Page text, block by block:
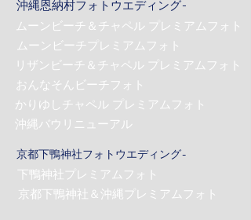
沖縄恩納村フォトウエディング-
ムーンビーチ＆チャペル プレミアムフォト
ムーンビーチプレミアムフォト
リザンビーチ＆チャペル プレミアムフォト
おんなそんビーチフォト
かりゆしチャペル プレミアムフォト
沖縄バウリニューアル
京都下鴨神社フォトウエディング-
下鴨神社プレミアムフォト
京都下鴨神社＆沖縄プレミアムフォト